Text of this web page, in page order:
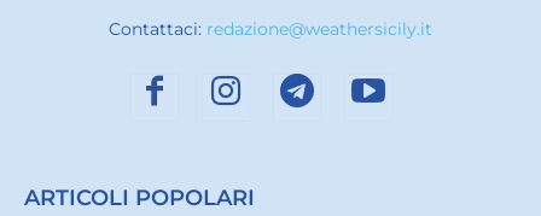
Contattaci: redazione@weathersicily.it
ARTICOLI POPOLARI